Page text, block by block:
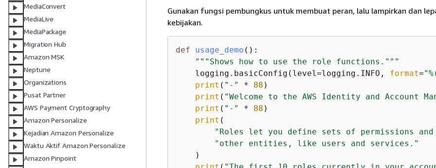
MediaConvert
MediaLive
MediaPackage
Migration Hub
Amazon MSK
Neptune
Organizations
Pusat Partner
AWS Payment Cryptography
Amazon Personalize
Kejadian Amazon Personalize
Waktu Aktif Amazon Personalize
Amazon Pinpoint
Gunakan fungsi pembungkus untuk membuat peran, lalu lampirkan dan
kebijakan.
def usage_demo ():
"""Shows how to use the role functions."""
    logging.basicConfig(level=logging.INFO,
format=
print ( "-" * 88 )
print ( "Welcome to the AWS Identity and Account
print ( "-" * 88 )
print (
"Roles let you define sets of permissions and
"other entities, like users and services."
    )